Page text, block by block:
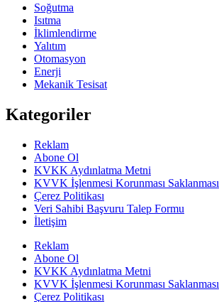
Soğutma
Isıtma
İklimlendirme
Yalıtım
Otomasyon
Enerji
Mekanik Tesisat
Kategoriler
Reklam
Abone Ol
KVKK Aydınlatma Metni
KVVK İşlenmesi Korunması Saklanması
Çerez Politikası
Veri Sahibi Başvuru Talep Formu
İletişim
Reklam
Abone Ol
KVKK Aydınlatma Metni
KVVK İşlenmesi Korunması Saklanması
Çerez Politikası